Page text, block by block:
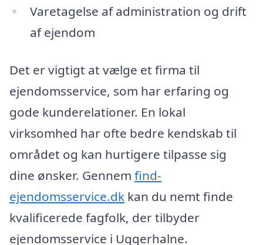
Varetagelse af administration og drift
af ejendom
Det er vigtigt at vælge et firma til
ejendomsservice, som har erfaring og
gode kunderelationer. En lokal
virksomhed har ofte bedre kendskab til
området og kan hurtigere tilpasse sig
dine ønsker. Gennem find-
ejendomsservice.dk kan du nemt finde
kvalificerede fagfolk, der tilbyder
ejendomsservice i Uggerhalne.